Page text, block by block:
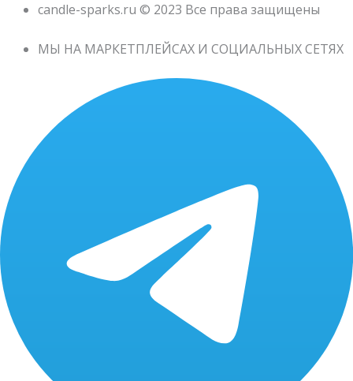
candle-sparks.ru © 2023 Все права защищены
МЫ НА МАРКЕТПЛЕЙСАХ И СОЦИАЛЬНЫХ СЕТЯХ